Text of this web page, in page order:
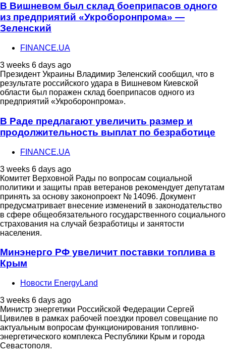
В Вишневом был склад боеприпасов одного
из предприятий «Укроборонпрома» —
Зеленский
FINANCE.UA
3 weeks 6 days ago
Президент Украины Владимир Зеленский сообщил, что в
результате российского удара в Вишневом Киевской
области был поражен склад боеприпасов одного из
предприятий «Укроборонпрома».
В Раде предлагают увеличить размер и
продолжительность выплат по безработице
FINANCE.UA
3 weeks 6 days ago
Комитет Верховной Рады по вопросам социальной
политики и защиты прав ветеранов рекомендует депутатам
принять за основу законопроект № 14096. Документ
предусматривает внесение изменений в законодательство
в сфере общеобязательного государственного социального
страхования на случай безработицы и занятости
населения.
Минэнерго РФ увеличит поставки топлива в
Крым
Новости EnergyLand
3 weeks 6 days ago
Министр энергетики Российской Федерации Сергей
Цивилев в рамках рабочей поездки провел совещание по
актуальным вопросам функционирования топливно-
энергетического комплекса Республики Крым и города
Севастополя.